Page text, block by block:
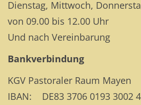
Dienstag, Mittwoch,
von 09.00 bis 12.00 Uhr
Und nach Vereinbarung
Bankverbindung
KGV Pastoraler Raum Mayen
IBAN: DE83 3706 0193 3002